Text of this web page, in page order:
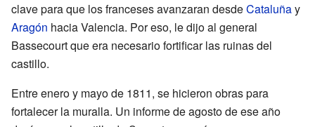
clave para que los franceses avanzaran desdeCataluñay
Aragón hacia Valencia. Por eso, le dijo al general
Bassecourt que era necesario fortificar las ruinas del
castillo.
Entre enero y mayo de 1811, se hicieron obras para
fortalecer la muralla. Un informe de agosto de ese año